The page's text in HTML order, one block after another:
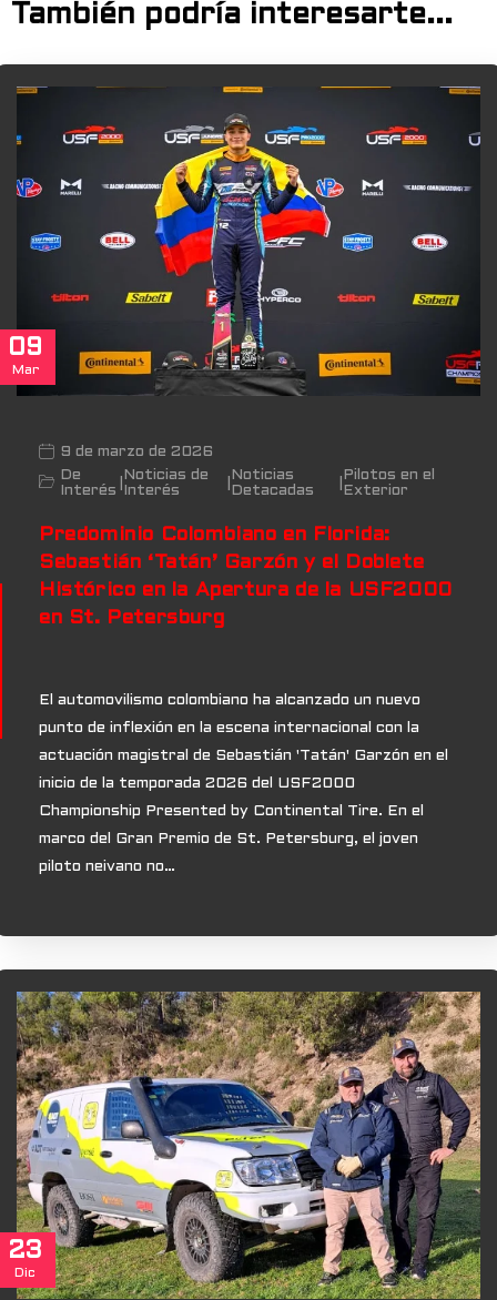
También podría interesarte...
09
Mar
9 de marzo de 2026
De
Interés
Noticias de
Interés
Noticias
Detacadas
Pilotos en el
Exterior
Predominio Colombiano en Florida:
Sebastián ‘Tatán’ Garzón y el Doblete
Histórico en la Apertura de la USF2000
en St. Petersburg
El automovilismo colombiano ha alcanzado un nuevo
punto de inflexión en la escena internacional con la
actuación magistral de Sebastián 'Tatán' Garzón en el
inicio de la temporada 2026 del USF2000
Championship Presented by Continental Tire. En el
marco del Gran Premio de St. Petersburg, el joven
piloto neivano no…
23
Dic